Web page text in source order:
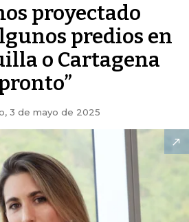
proyectado
predios en
o Cartagena
3 de mayo de 2025